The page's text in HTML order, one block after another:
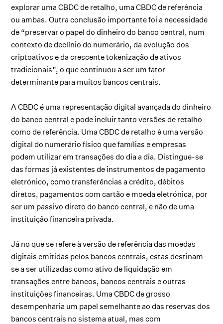
explorar uma CBDC de retalho, uma CBDC de referência
ou ambas. Outra conclusão importante foi a necessidade
de “preservar o papel do dinheiro do banco central, num
contexto de declínio do numerário, da evolução dos
criptoativos e da crescente tokenização de ativos
tradicionais”, o que continuou a ser um fator
determinante para muitos bancos centrais.
A CBDC é uma representação digital avançada do dinheiro
do banco central e pode incluir tanto versões de retalho
como de referência. Uma CBDC de retalho é uma versão
digital do numerário físico que famílias e empresas
podem utilizar em transações do dia a dia. Distingue-se
das formas já existentes de instrumentos de pagamento
eletrónico, como transferências a crédito, débitos
diretos, pagamentos com cartão e moeda eletrónica, por
ser um passivo direto do banco central, e não de uma
instituição financeira privada.
Já no que se refere à versão de referência das moedas
digitais emitidas pelos bancos centrais, estas destinam-
se a ser utilizadas como ativo de liquidação em
transações entre bancos, bancos centrais e outras
instituições financeiras. Uma CBDC de grosso
desempenharia um papel semelhante ao das reservas dos
bancos centrais no sistema atual, mas com